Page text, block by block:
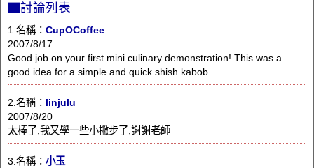
▇討論列表
1.名稱： CupOCoffee
2007/8/17
Good job on your first mini culinary demonstration! This was a
good idea for a simple and quick shish kabob.
2.名稱： linjulu
2007/8/20
太棒了,我又學一些小撇步了,謝謝老師
3.名稱： 小玉